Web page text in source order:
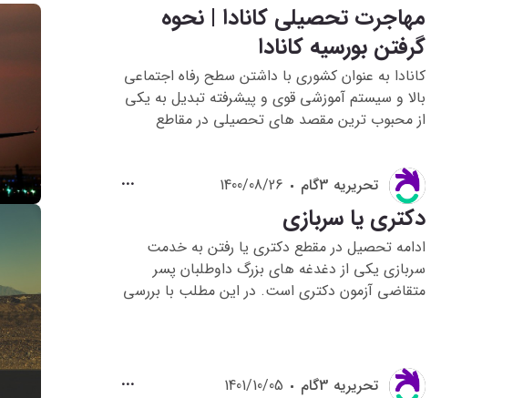
مهاجرت تحصیلی کانادا | نحوه
گرفتن بورسیه کانادا
کانادا به عنوان کشوری با داشتن سطح رفاه اجتماعی
بالا و سیستم آموزشی قوی و پیشرفته تبدیل به یکی
از محبوب ترین مقصد های تحصیلی در مقاطع
تحريريه 3گام
1400/08/26
دکتری یا سربازی
ادامه تحصیل در مقطع دکتری یا رفتن به خدمت
سربازی یکی از دغدغه های بزرگ داوطلبان پسر
متقاضی آزمون دکتری است. در این مطلب با بررسی
تحريريه 3گام 1401/10/05